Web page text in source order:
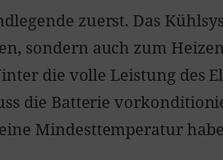
zuerst. Das
sondern auch zum
die volle Leistung des
die Batterie
Mindesttemperatur